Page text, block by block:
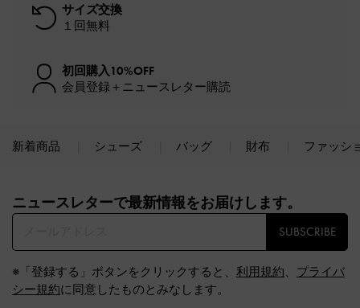
サイズ交換
１回無料
初回購入10%OFF
会員登録＋ニュースレター購読
新着商品 シューズ バッグ 財布 ファッシ
ニュースレターで最新情報をお届けします。​
SUBSCRIBE
※「登録する」ボタンをクリックすると、 利用規約、 プライバ
シー規約に同意したものとみなします。